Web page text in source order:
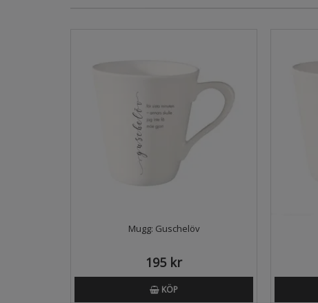
Mugg: Guschelöv
195 kr
KÖP